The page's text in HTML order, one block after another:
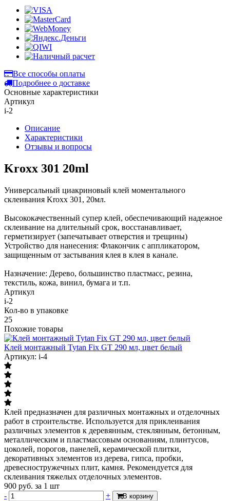
Все способы оплаты
Подробнее о доставке
Основные характеристики
Артикул
i-2
Описание
Характеристики
Отзывы и вопросы
Kroxx 301 20ml
Универсальный циакриновый клей моментального
склеивания Kroxx 301, 20мл.
Высококачественный супер клей, обеспечивающий надежное
склеивание на длительный срок, восстанавливает,
герметизирует (запечатывает отверстия и трещины)
Устройство для нанесения: Флакончик с аппликатором,
защищенным от застывания клея в клея в канале.
Назначение: Дерево, большинство пластмасс, резина,
текстиль, кожа, винил, бумага и т.п.
Артикул
i-2
Кол-во в упаковке
25
Похожие товары
Клей монтажный Tytan Fix GT 290 мл, цвет белый
Артикул: i-4
Клей предназначен для различных монтажных и отделочных
работ в строительстве. Используется для приклеивания
различных элементов к деревянным, стеклянным, бетонным,
металлическим и пластмассовым основаниям, плинтусов,
цоколей, порогов, панелей, керамической плитки,
декоративных элементов из дерева, гипса, пробки,
древесностружечных плит, камня. Рекомендуется для
склеивания тяжелых отделочных элементов.
900 руб. за 1 шт
-
+ В корзину